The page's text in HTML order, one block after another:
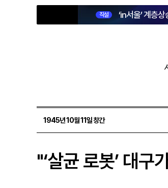
직설 ‘in서울’ 계층
1945년 10월 11일 창간
"‘살균 로봇’ 대